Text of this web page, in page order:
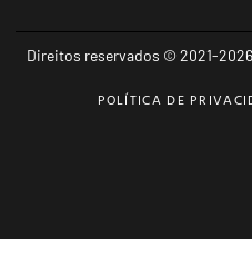
Direitos reservados © 2021-
POLÍTICA DE